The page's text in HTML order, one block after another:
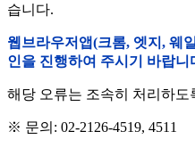
습니다.
웹브라우저앱(크롬, 엣지, 웨
인을 진행하여 주시기 바랍니
해당 오류는 조속히 처리하
※ 문의: 02-2126-4519, 4511